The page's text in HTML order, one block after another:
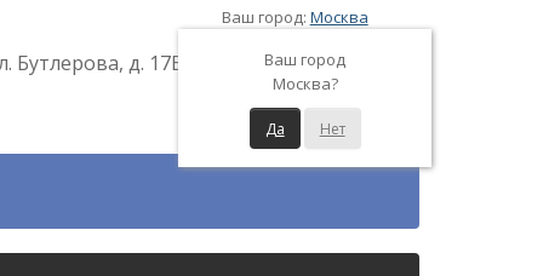
Бутлерова, д. 17Б
Ваш город: Москва
Ваш город
Москва?
Да Нет